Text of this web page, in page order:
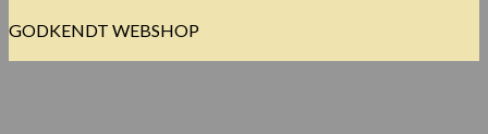
GODKENDT WEBSHOP